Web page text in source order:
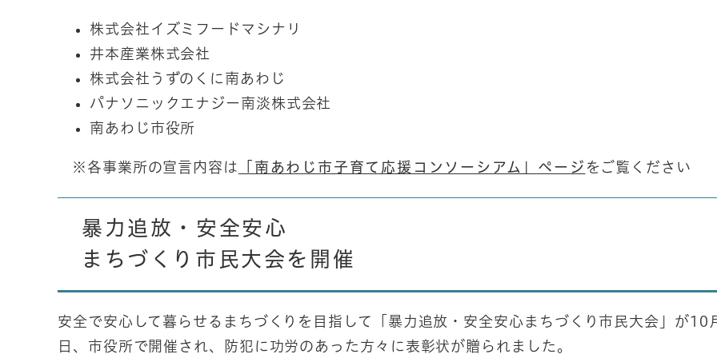
株式会社イズミフードマシナリ
井本産業株式会社
株式会社うずのくに南あわじ
パナソニックエナジー南淡株式会社
南あわじ市役所
※各事業所の宣言内容は 「南あわじ市子育て応援コンソーシアム」ページ をご覧ください
暴力追放・安全安心
まちづくり市民大会を開催
安全で安心して暮らせるまちづくりを目指して「暴力追放・安全安心まちづくり市民大会」が10
日、市役所で開催され、防犯に功労のあった方々に表彰状が贈られました。